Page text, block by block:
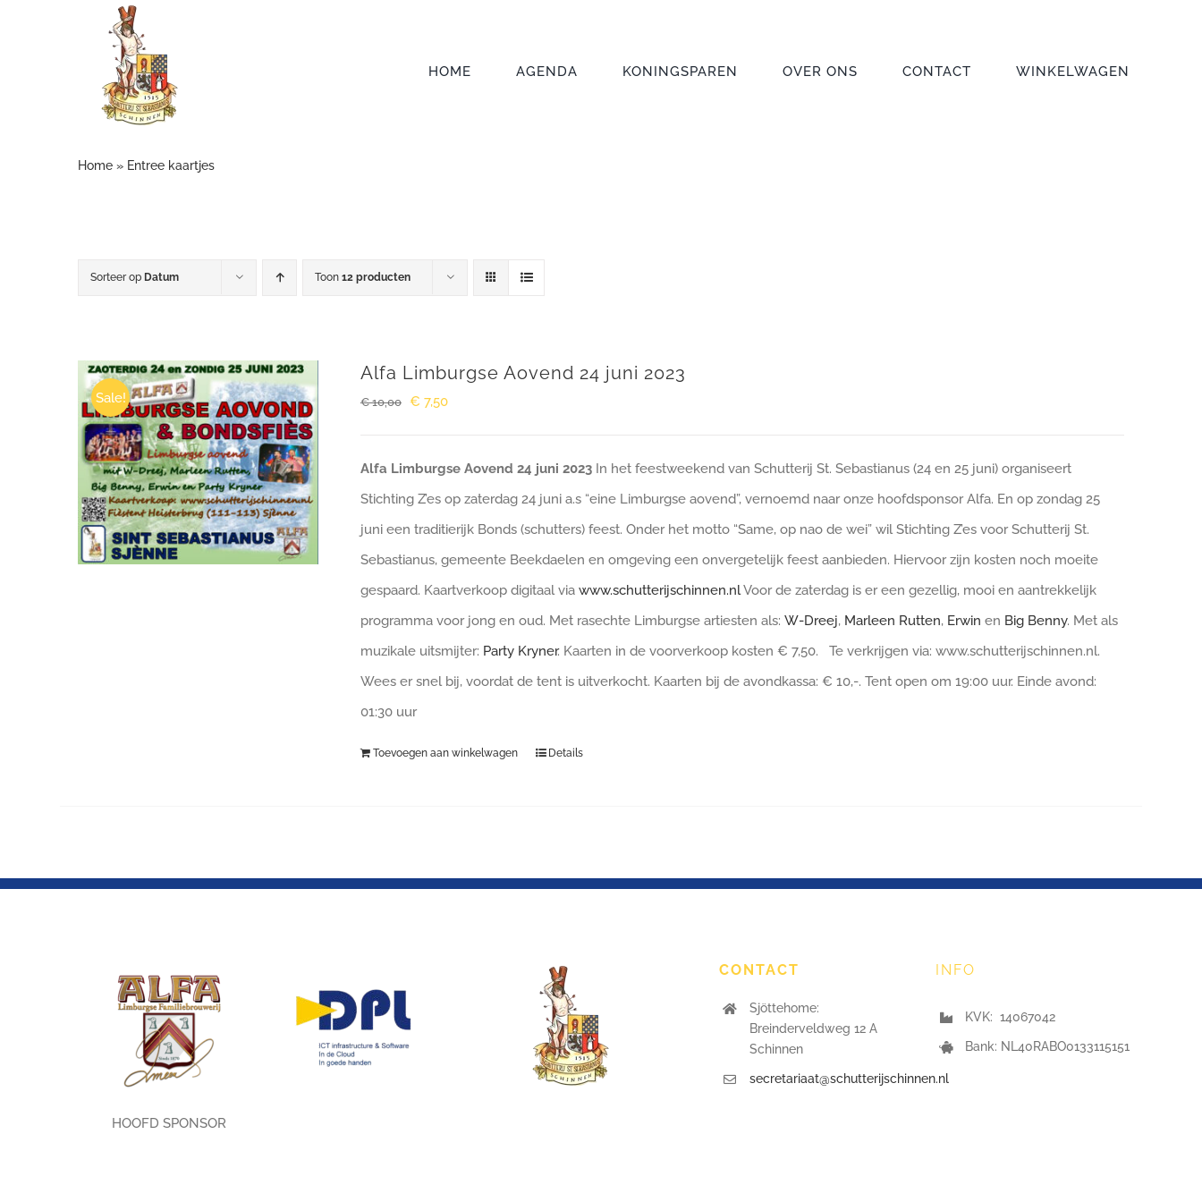
HOME AGENDA KONINGSPAREN OVER ONS CONTACT WINKELWAGEN
Home » Entree kaartjes
Sorteer op Datum Toon 12 producten
Sale!
Alfa Limburgse Aovend 24 juni 2023
€10,00
Oorspronkelijke
was:
€ 10,00.
€ 7,50Huidige
€ 7,50.
Alfa Limburgse Aovend 24 juni 2023In het feestweekend van Schutterij St. Sebastianus (24 en 25 juni) organiseert
Stichting Z’es op zaterdag 24 juni a.s “eine Limburgse aovend”, vernoemd naar onze hoofdsponsor Alfa. En op zondag 25
juni een traditierijk Bonds (schutters) feest. Onder het motto “Same, op nao de wei” wil Stichting Z’es voor Schutterij St.
Sebastianus, gemeente Beekdaelen en omgeving een onvergetelijk feest aanbieden. Hiervoor zijn kosten noch moeite
gespaard. Kaartverkoop digitaal viawww.schutterijschinnen.nlVoor de zaterdag is er een gezellig, mooi en aantrekkelijk
programma voor jong en oud. Met rasechte Limburgse artiesten als: W-Dreej, Marleen Rutten, Erwin en Big Benny. Met als
muzikale uitsmijter: Party Kryner. Kaarten in de voorverkoop kosten € 7,50. Te verkrijgen via: www.schutterijschinnen.nl.
Wees er snel bij, voordat de tent is uitverkocht. Kaarten bij de avondkassa: € 10,-. Tent open om 19:00 uur. Einde avond:
01:30 uur
Toevoegen aan winkelwagen Details
HOOFD SPONSOR
CONTACT
Sjöttehome:
Breinderveldweg 12 A
Schinnen
secretariaat@schutterijschinnen.nl
INFO
KVK: 14067042
Bank: NL40RABO0133115151